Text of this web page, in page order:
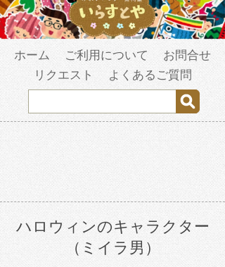
ホーム ご利用について
お問合せ
リクエスト
よくあるご質問
ハロウィンのキャラクター
（ミイラ男）